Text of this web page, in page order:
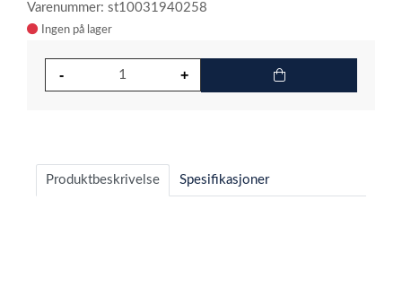
Varenummer: st10031940258
Ingen på lager
Produktbeskrivelse Spesifikasjoner